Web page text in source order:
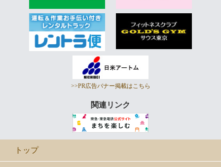
>>PR広告バナー掲載はこちら
関連リンク
トップ